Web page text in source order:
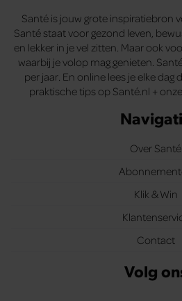
Santé is jouw grote inspiratiebron
Santé staat voor gezond leven,
en lekker in je vel zitten. Maar ook
waarbij je volop mag genieten.
per jaar. En online lees je elke dag
praktische tips op Santé.nl +
Over Santé
Klik & Win
Contact
Volg